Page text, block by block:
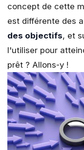
concept de cette
est différente des
des objectifs, et
l'utiliser pour
prêt ? Allons-y !